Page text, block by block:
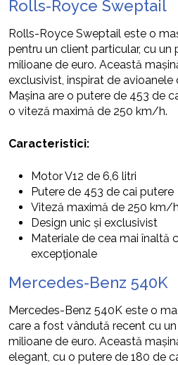
Rolls-Royce Sweptail
Rolls-Royce Sweptail este o
pentru un client particular, cu un
milioane de euro. Această
exclusivist, inspirat de avioanele
Mașina are o putere de 453 de
o viteză maximă de 250 km/h.
Caracteristici:
Motor V12 de 6,6 litri
Putere de 453 de cai putere
Viteză maximă de 250 km/h
Design unic și exclusivist
Materiale de cea mai înaltă
excepționale
Mercedes-Benz 540K
Mercedes-Benz 540K este o
care a fost vândută recent cu
milioane de euro. Această
elegant, cu o putere de 180 de